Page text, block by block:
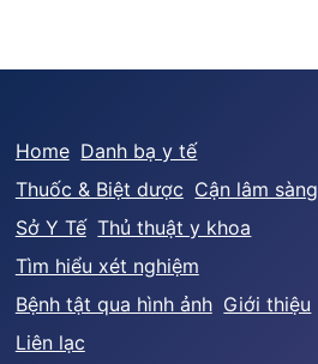
Home Danh bạ y tế
Thuốc & Biệt dược Cận lâm sàng
Sở Y Tế Thủ thuật y khoa
Tìm hiểu xét nghiệm
Bệnh tật qua hình ảnh Giới thiệu
Liên lạc